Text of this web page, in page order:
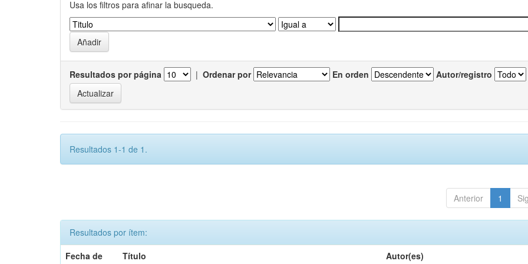
Usa los filtros para afinar la busqueda.
Resultados por página | Ordenar por En orden Autor/registro
Resultados 1-1 de 1.
Anterior 1
Resultados por ítem:
Fecha de
Título Autor(es)